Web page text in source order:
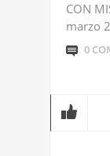
CON
marzo
0